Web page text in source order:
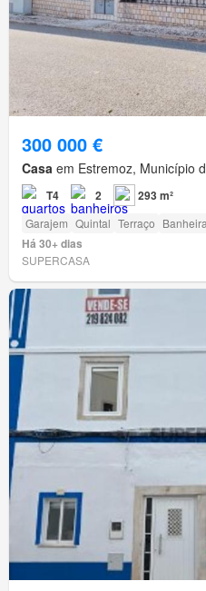
300 000 €
Casa em Estremoz, Município
T4 2 293 m²
Garajem Quintal Terraço Banheira
Há 30+ dias
SUPERCASA